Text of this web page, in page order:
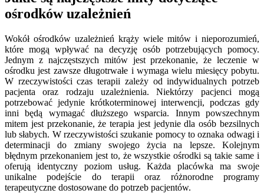
ośrodków uzależnień
Wokół ośrodków uzależnień krąży wiele mitów i nieporozumień,
które mogą wpływać na decyzję osób potrzebujących pomocy.
Jednym z najczęstszych mitów jest przekonanie, że leczenie w
ośrodku jest zawsze długotrwałe i wymaga wielu miesięcy pobytu.
W rzeczywistości czas terapii zależy od indywidualnych potrzeb
pacjenta oraz rodzaju uzależnienia. Niektórzy pacjenci mogą
potrzebować jedynie krótkoterminowej interwencji, podczas gdy
inni będą wymagać dłuższego wsparcia. Innym powszechnym
mitem jest przekonanie, że terapia jest jedynie dla osób bezsilnych
lub słabych. W rzeczywistości szukanie pomocy to oznaka odwagi i
determinacji do zmiany swojego życia na lepsze. Kolejnym
błędnym przekonaniem jest to, że wszystkie ośrodki są takie same i
oferują identyczny poziom usług. Każda placówka ma swoje
unikalne podejście do terapii oraz różnorodne programy
terapeutyczne dostosowane do potrzeb pacjentów.